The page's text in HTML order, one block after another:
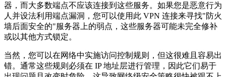
器，而大多数端点不应该连接到这些服务。如果您是恶意行为
人并设法利用端点漏洞，您可以使用此 VPN 连接来寻找"防火
墙后面安全的"服务器上的弱点，这些服务器可能未完全修补
或以其他方式锁定。
当然，您可以在网络中实施访问控制规则，但这很难且容易出
错。通常这些规则必须在 IP 地址层进行管理，因此它们易于